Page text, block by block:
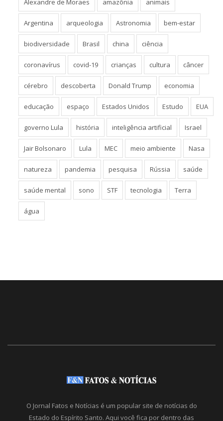
Argentina arqueologia Astronomia bem-estar
biodiversidade Brasil china ciência
coronavírus covid-19 crianças cultura câncer
cérebro descoberta Donald Trump economia
educação espaço Estados Unidos Estudo EUA
governo Lula história inteligência artificial Israel
Jair Bolsonaro Lula MEC meio ambiente Nasa
natureza pandemia pesquisa Rússia saúde
saúde mental sono STF tecnologia Terra
água
O Jornal Fatos e Notícias é um popular site de notícias do
Estado do Espírito Santo. Aqui você fica por dentro das